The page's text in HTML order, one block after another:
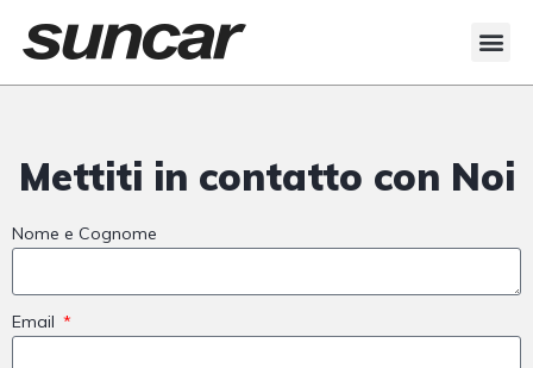
Mettiti in contatto con Noi
Nome e Cognome
Email